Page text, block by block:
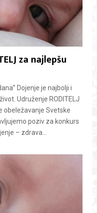
za najlepšu
Dojenje je najbolji i
Udruženje RODITELJ
obeležavanje Svetske
poziv za konkurs
– zdrava...